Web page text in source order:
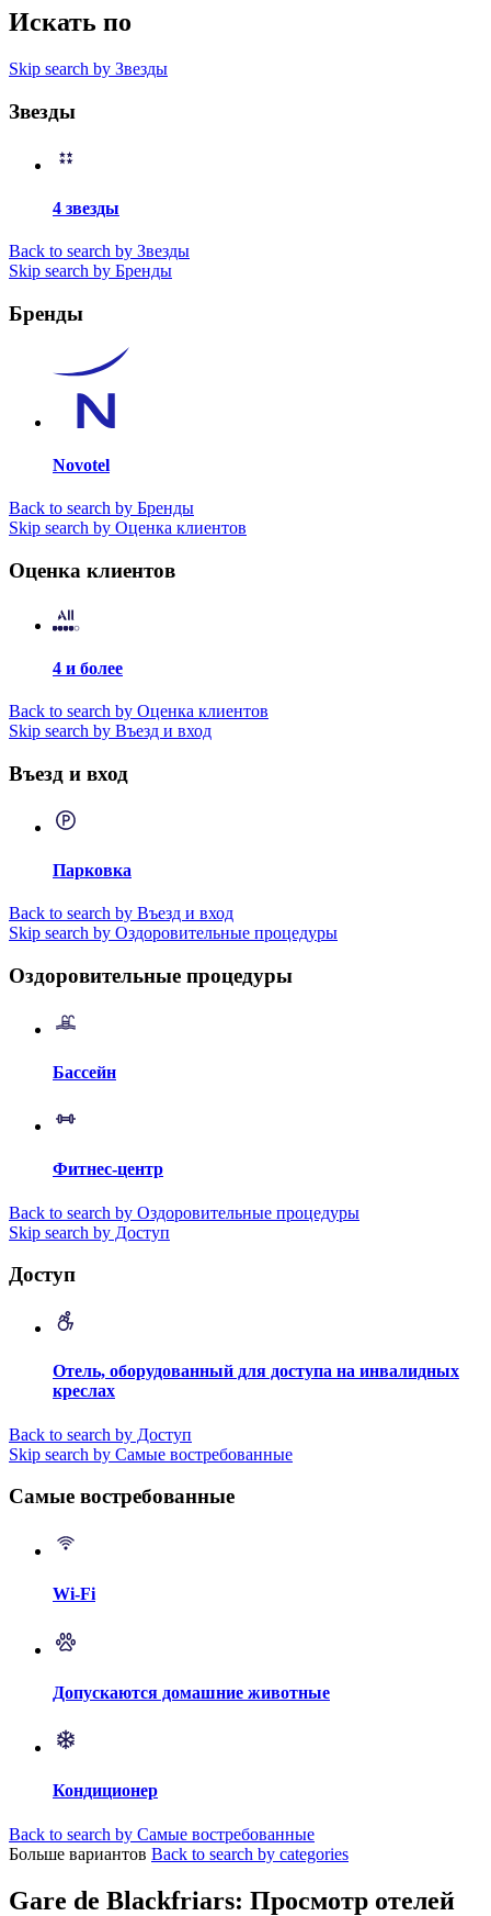
Искать по
Skip search by Звезды
Звезды
4 звезды
Back to search by Звезды
Skip search by Бренды
Бренды
Novotel
Back to search by Бренды
Skip search by Оценка клиентов
Оценка клиентов
4 и более
Back to search by Оценка клиентов
Skip search by Въезд и вход
Въезд и вход
Парковка
Back to search by Въезд и вход
Skip search by Оздоровительные процедуры
Оздоровительные процедуры
Бассейн
Фитнес-центр
Back to search by Оздоровительные процедуры
Skip search by Доступ
Доступ
Отель, оборудованный для доступа на инвалидных
креслах
Back to search by Доступ
Skip search by Самые востребованные
Самые востребованные
Wi-Fi
Допускаются домашние животные
Кондиционер
Back to search by Самые востребованные
Больше вариантов Back to search by categories
Gare de Blackfriars: Просмотр отелей